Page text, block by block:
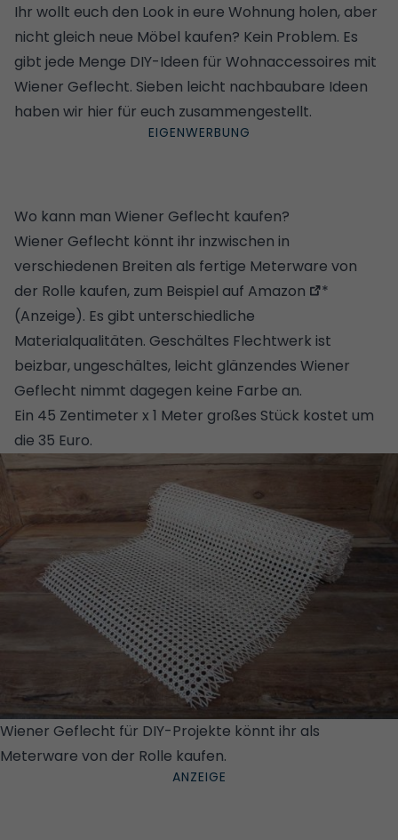
Ihr wollt euch den Look in eure Wohnung holen, aber
nicht gleich neue Möbel kaufen? Kein Problem. Es
gibt jede Menge DIY-Ideen für Wohnaccessoires mit
Wiener Geflecht. Sieben leicht nachbaubare Ideen
haben wir hier für euch zusammengestellt.
Wo kann man Wiener Geflecht kaufen?
Wiener Geflecht könnt ihr inzwischen in
verschiedenen Breiten als fertige Meterware von
der Rolle kaufen, zum Beispiel auf Amazon
*
(Anzeige). Es gibt unterschiedliche
Materialqualitäten. Geschältes Flechtwerk ist
beizbar, ungeschältes, leicht glänzendes Wiener
Geflecht nimmt dagegen keine Farbe an.
Ein 45 Zentimeter x 1 Meter großes Stück kostet um
die 35 Euro.
Wiener Geflecht für DIY-Projekte könnt ihr als
Meterware von der Rolle kaufen.